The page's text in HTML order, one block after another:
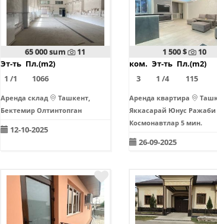
65 000 sum
11
Эт-ть
1 /1
Пл.(m2)
1066
Аренда склад
Ташкент,
Бектемир Олтинтопган
12-10-2025
1 500 $
10
ком.
3
Эт-ть
1 /4
Пл.(m2)
115
Аренда квартира
Яккасарай Юнус Ражаби
Космонавтлар 5 мин.
26-09-2025